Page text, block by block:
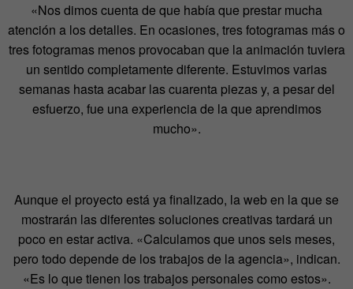
«Nos dimos cuenta de que había que prestar mucha
atención a los detalles. En ocasiones, tres fotogramas más o
tres fotogramas menos provocaban que la animación tuviera
un sentido completamente diferente. Estuvimos varias
semanas hasta acabar las cuarenta piezas y, a pesar del
esfuerzo, fue una experiencia de la que aprendimos
mucho».
Aunque el proyecto está ya finalizado, la web en la que se
mostrarán las diferentes soluciones creativas tardará un
poco en estar activa. «Calculamos que unos seis meses,
pero todo depende de los trabajos de la agencia», indican.
«Es lo que tienen los trabajos personales como estos».